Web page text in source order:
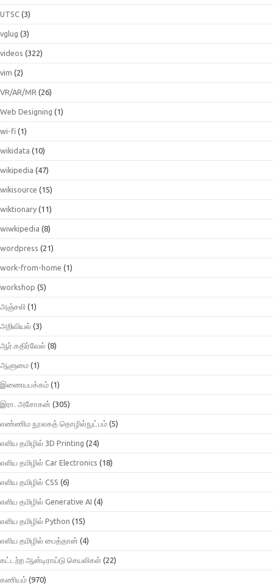
UTSC (3)
vglug (3)
videos (322)
vim (2)
VR/AR/MR (26)
Web Designing (1)
wi-fi (1)
wikidata (10)
wikipedia (47)
wikisource (15)
wiktionary (11)
wiwkipedia (8)
wordpress (21)
work-from-home (1)
workshop (5)
அஞ்சலி (1)
அறிவியல் (3)
ஆர்.கதிர்வேல் (8)
ஆளுமை (1)
இணையபக்கம் (1)
இரா. அசோகன் (305)
எண்ணிம நூலகத் தொழில்நுட்பம் (5)
எளிய தமிழில் 3D Printing (24)
எளிய தமிழில் Car Electronics (18)
எளிய தமிழில் CSS (6)
எளிய தமிழில் Generative AI (4)
எளிய தமிழில் Python (15)
எளிய தமிழில் பைத்தான் (4)
கட்டற்ற ஆன்டிராய்டு செயலிகள் (22)
கணியம் (970)